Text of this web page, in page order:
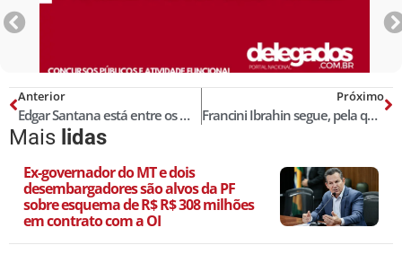
Anterior
Edgar Santana está entre os Melhores Delegados de Polícia do Brasil! Censo 2025
Próximo
Francini Ibrahin segue, pela quarta vez consecutiva, na Lista das Melhores Delegadas do Brasil, Censo 2025
Mais lidas
Ex-governador do MT e dois
desembargadores são alvos da PF
sobre esquema de R$ R$ 308 milhões
em contrato com a OI